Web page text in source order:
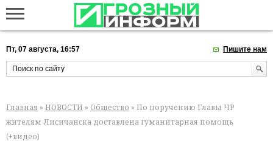
Пт, 07 августа, 16:57 Пишите нам
Главная » НОВОСТИ » Общество » По поручению Главы ЧР
жителям Лисичанска доставлена гуманитарная помощь
(+видео)